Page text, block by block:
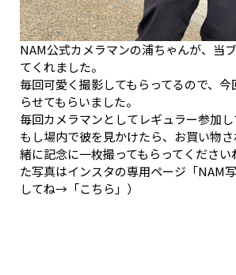
NAM公式カメラマンの浦ちゃんが、当
てくれました。
毎回可愛く撮影してもらってるので、
らせてもらいました。
毎回カメラマンとしてレギュラー参加し
もし場内で彼を見かけたら、お買い物
緒に記念に一枚撮ってもらってくださ
た写真はインスタの専用ページ「NAM
してね→ 「こちら」 ）